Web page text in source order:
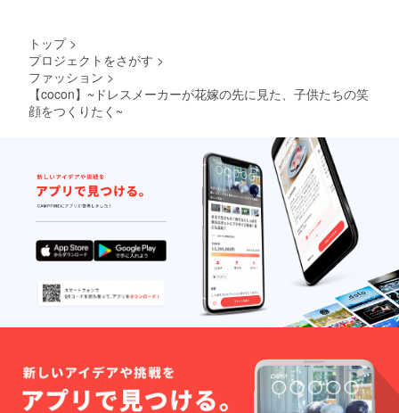
トップ >
プロジェクトをさがす >
ファッション >
【cocon】~ドレスメーカーが花嫁の先に見た、子供たちの笑
顔をつくりたく~